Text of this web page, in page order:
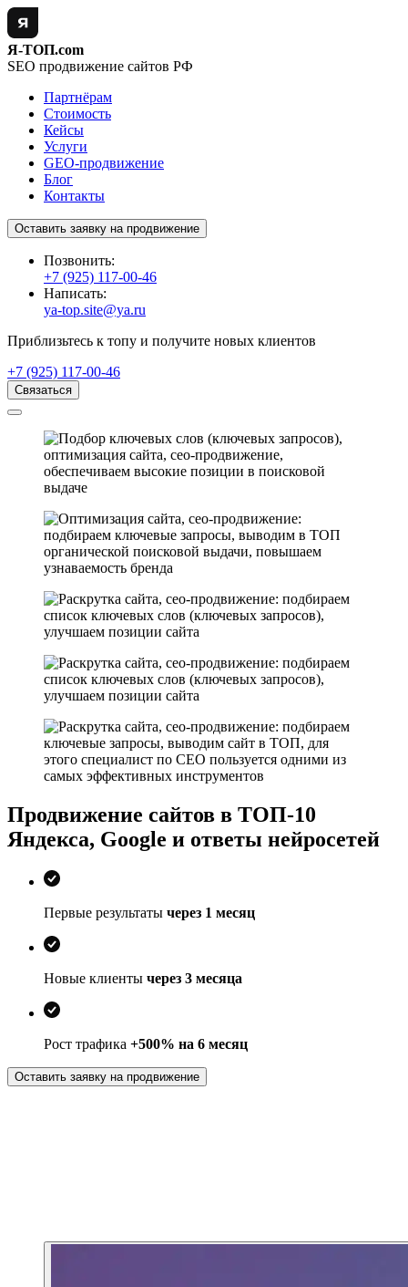
Я-ТОП.com
SEO продвижение сайтов РФ
Партнёрам
Стоимость
Кейсы
Услуги
GEO-продвижение
Блог
Контакты
Оставить заявку на продвижение
Позвонить:
+7 (925) 117-00-46
Написать:
ya-top.site@ya.ru
Приблизьтесь к топу и получите новых клиентов
+7 (925) 117-00-46
Связаться
Продвижение сайтов в ТОП-10
Яндекса, Google и ответы нейросетей
Первые результаты через 1 месяц
Новые клиенты через 3 месяца
Рост трафика +500% на 6 месяц
Оставить заявку на продвижение